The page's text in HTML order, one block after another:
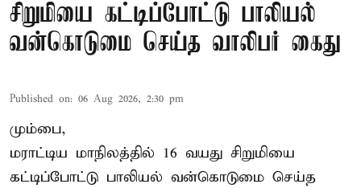
சிறுமியை கட்டிப்போட்டு பாலியல்
வன்கொடுமை செய்த வாலிபர் கைது
Published on: 06 Aug 2026, 2:30 pm
மும்பை,
மராட்டிய மாநிலத்தில் 16 வயது சிறுமியை
கட்டிப்போட்டு பாலியல் வன்கொடுமை செய்த